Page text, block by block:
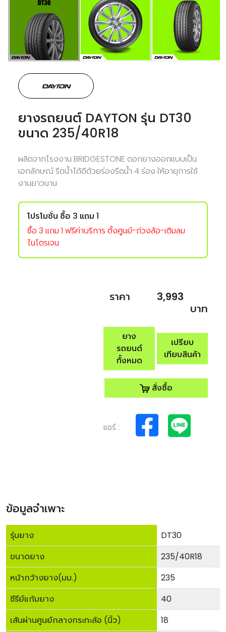
ยางรถยนต์ DAYTON รุ่น DT30
ขนาด 235/40R18
ผลิตจากโรงงาน BRIDGESTONE ดอกยางออกแบบเป็น
เอกลักษณ์ รีดน้ำได้ดีด้วยร่องรีดน้ำ 4 ร่อง ให้อายุการใช้
งานยาวนาน
โปรโมชั่น ซื้อ 3 แถม 1
ซื้อ 3 แถม 1 ฟรีค่าบริการ ตั้งศูนย์-ถ่วงล้อ-เติมลม
ไนโตรเจน
ราคา
3,993
บาท
ยาง
รถยนต์
ทั้งหมด
เปรียบ
เทียบสินค้า
สั่งซื้อ
แชร์ :
ข้อมูลจำเพาะ
รุ่นยาง
DT30
ขนาดยาง
235/40R18
หน้ากว้างยาง(มม.)
235
ซีรีย์แก้มยาง
40
เส้นผ่านศูนย์กลางกระทะล้อ (นิ้ว)
18